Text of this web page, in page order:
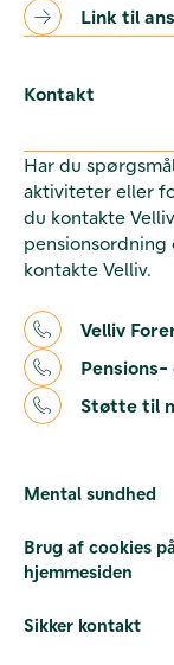
Link til
Kontakt
Har du
aktiviteter eller
du kontakte
pensionsordning
kontakte Velliv.
Velliv
Støtte til
Mental sundhed
Brug af cookies på
hjemmesiden
Sikker kontakt